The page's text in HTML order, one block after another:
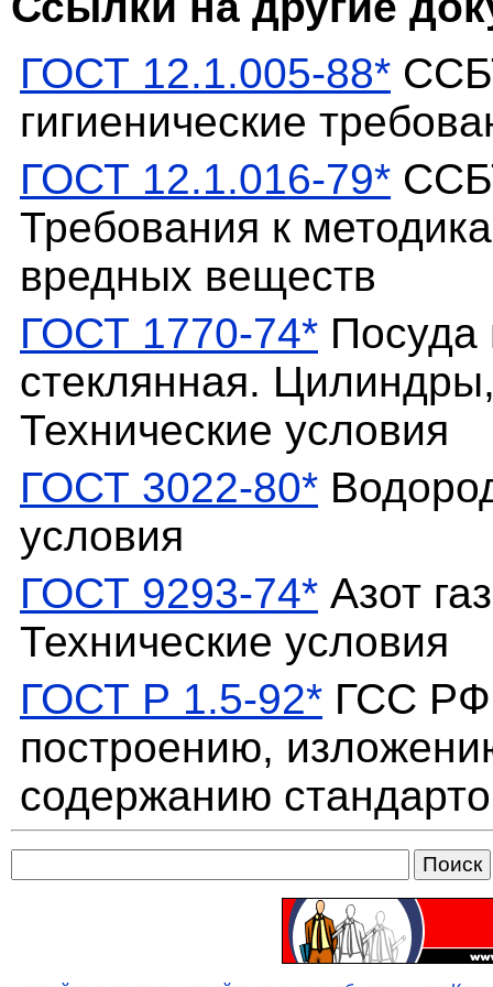
ГОСТ 12.1.005-88*
гигиенические
ГОСТ 12.1.016-79*
Требования к
вредных веществ
ГОСТ 1770-74* Посуда
стеклянная.
Технические условия
ГОСТ 3022-80*
условия
ГОСТ 9293-74* Азот
Технические условия
ГОСТ Р 1.5-92* ГСС
построению,
содержанию